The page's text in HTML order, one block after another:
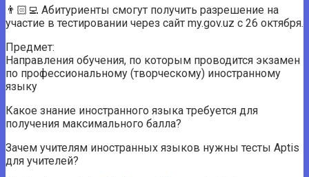
👨🏻‍💻 Абитуриенты смогут получить разрешение на
участие в тестировании через сайт my.gov.uz с 26 октября.
Предмет:
Направления обучения, по которым проводится экзамен
по профессиональному (творческому) иностранному
языку
Какое знание иностранного языка требуется для
получения максимального балла?
Зачем учителям иностранных языков нужны тесты Aptis
для учителей?